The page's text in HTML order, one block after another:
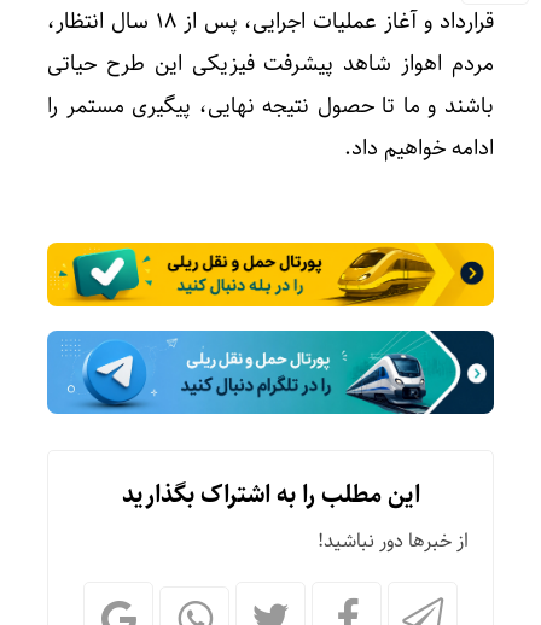
قرارداد و آغاز عملیات اجرایی، پس از ۱۸ سال انتظار،
مردم اهواز شاهد پیشرفت فیزیکی این طرح حیاتی
باشند و ما تا حصول نتیجه نهایی، پیگیری مستمر را
ادامه خواهیم داد.
این مطلب را به اشتراک بگذارید
از خبرها دور نباشید!